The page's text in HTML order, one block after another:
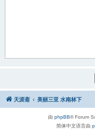
天涯斋 美丽三亚 水南林下
由 phpBB® Forum
简体中文语言由